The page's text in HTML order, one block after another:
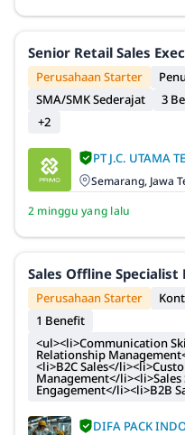
Senior Retail Sales
Perusahaan Starter
SMA/SMK Sederajat
3
+2
PT J.C. UTAMA
Semarang, Jawa
2 minggu yang lalu
Sales Offline Specialist
Perusahaan Starter
1 Benefit
<ul><li>Communication
Relationship
<li>B2C Sales</
Management</
Engagement</li><li>B2B
DIFA PACK